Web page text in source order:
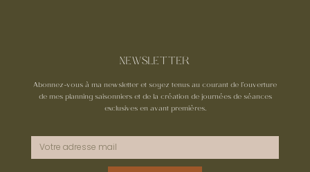
NEWSLETTER
Abonnez-vous à ma newsletter et soyez tenus au courant de l’ouverture
de mes planning saisonniers et de la création de journées de séances
exclusives en avant premières.